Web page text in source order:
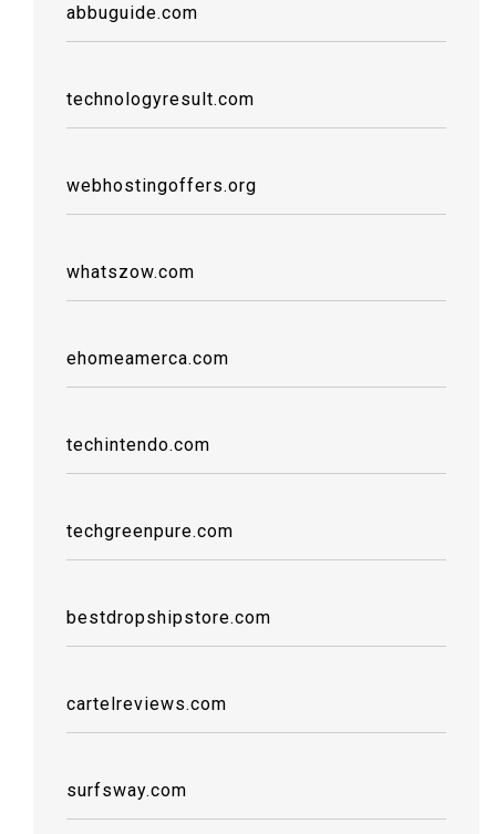
abbuguide.com
technologyresult.com
webhostingoffers.org
whatszow.com
ehomeamerca.com
techintendo.com
techgreenpure.com
bestdropshipstore.com
cartelreviews.com
surfsway.com